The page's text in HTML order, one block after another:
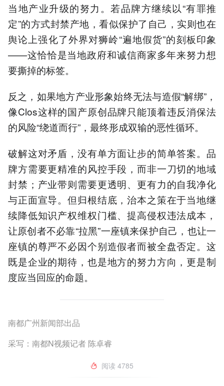
当地产业升级的努力。若品牌方继续以“有罪推
定”的方式封禁产地，看似保护了自己，实则也在
舆论上强化了外界对狮岭“遍地假货”的刻板印象
——这恰恰是当地政府和诚信商家多年来努力想
要撕掉的标签。
反之，如果地方产业形象始终无法与造假“解绑”，
像Clos这样的国产原创品牌只能顶着违反消保法
的风险“绕道而行”，最终形成双输的恶性循环。
破解这对矛盾，没有单方面让步的简单答案。品
牌方需要更精准的风控手段，而非一刀切的地域
封禁；产业带则需要更透明、更有力的自我净化
与正面宣导。但归根结底，治本之策在于当地继
续降低知识产权维权门槛、提高侵权违法成本，
让原创者不必靠“拉黑”一座镇来保护自己，也让一
座镇的尊严不必因个别造假者而被全盘否定。这
既是企业的期待，也是地方的努力方向，更是制
度应当回应的命题。
南都广州新闻部出品
采写：南都N视频记者 陈卓睿
阅读 4785